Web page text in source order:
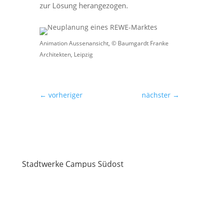
zur Lösung herangezogen.
Animation Aussenansicht, © Baumgardt Franke
Architekten, Leipzig
← vorheriger nächster →
Stadtwerke Campus Südost